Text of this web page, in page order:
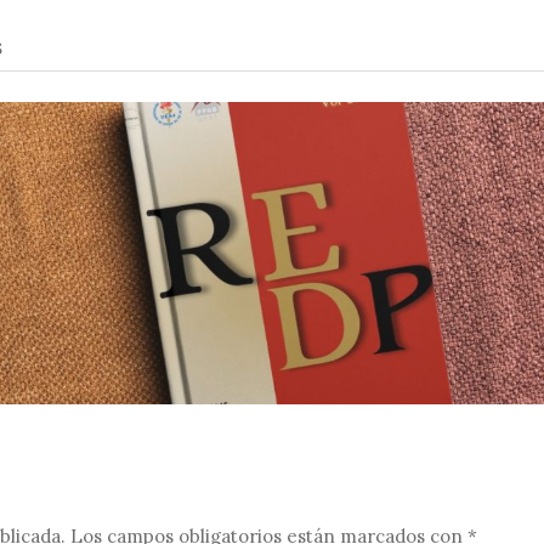
Los campos obligatorios están marcados con *